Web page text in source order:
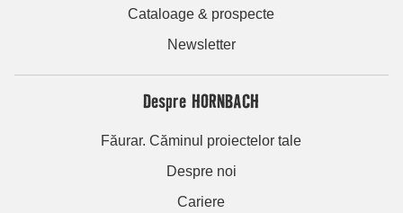
Cataloage & prospecte
Newsletter
Despre HORNBACH
Făurar. Căminul proiectelor tale
Despre noi
Cariere